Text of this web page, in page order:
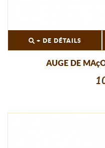
+ DE DÉTAILS
AUGE DE